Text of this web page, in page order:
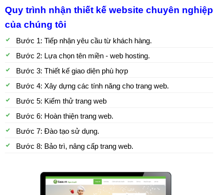
Quy trình nhận thiết kế website chuyên nghiệp
của chúng tôi
Bước 1: Tiếp nhận yêu cầu từ khách hàng.
Bước 2: Lựa chọn tên miền - web hosting.
Bước 3: Thiết kế giao diện phù hợp
Bước 4: Xây dựng các tính năng cho trang web.
Bước 5: Kiểm thử trang web
Bước 6: Hoàn thiện trang web.
Bước 7: Đào tạo sử dụng.
Bước 8: Bảo trì, nâng cấp trang web.